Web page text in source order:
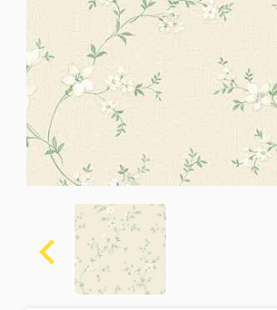
Личный кабинет
Москва (сменить город)
Заказать обратный